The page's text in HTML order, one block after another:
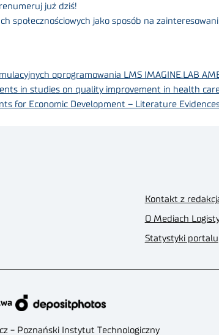
już dziś!
społecznościowych jako sposób na
oprogramowania LMS IMAGINE.LAB
in studies on quality improvement in health
for Economic Development – Literature
Kontakt z
O Mediach
Statystyki portalu
- Poznański Instytut Technologiczny